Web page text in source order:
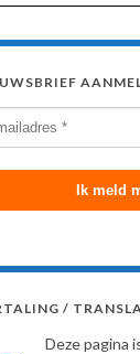
/
Deze pagina